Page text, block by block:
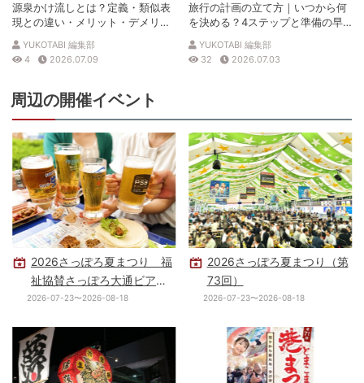
源泉かけ流しとは？定義・類似表
現との違い・メリット・デメリッ
トを解説
YUKOTABI 編集部
4
2026.07.09
旅行の計画の立て方｜いつから何
を決める？4ステップと準備の早
見表
YUKOTABI 編集部
32
2026.07.03
周辺の開催イベント
2026さっぽろ夏まつり 福
祉協賛さっぽろ大通ビアガ
ーデン
2026-07-23〜2026-08-18
2026さっぽろ夏まつり（第
73回）
2026-07-23〜2026-08-18